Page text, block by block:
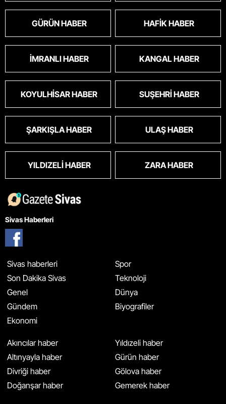
GÜRÜN HABER HAFIK HABER
İMRANLI HABER KANGAL HABER
KOYULHISAR HABER SUŞEHRI HABER
ŞARKIŞLA HABER ULAŞ HABER
YILDIZELI HABER ZARA HABER
Sivas Haberleri
Sivas haberleri
Son Dakika Sivas
Genel
Gündem
Ekonomi
Spor
Teknoloji
Dünya
Biyografiler
Akıncılar haber
Altınyayla haber
Divriği haber
Doğanşar haber
Yıldızeli haber
Gürün haber
Gölova haber
Gemerek haber